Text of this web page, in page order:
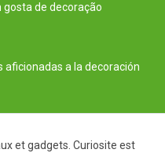
de decoração
aficionadas a la decoración
et gadgets. Curiosite est